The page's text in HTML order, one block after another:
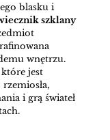
blasku i
szklany
wnętrzu.
jest
i grą świateł